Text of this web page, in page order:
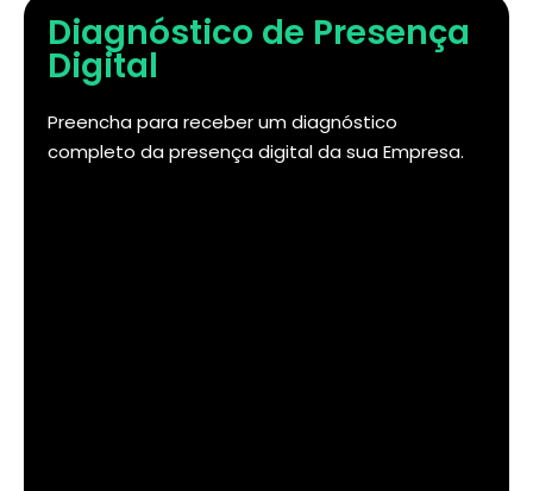
Diagnóstico de Presença
Digital
Preencha para receber um diagnóstico
completo da presença digital da sua Empresa.